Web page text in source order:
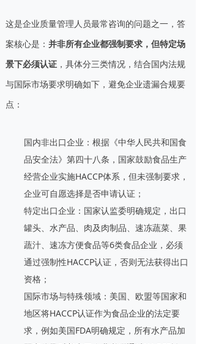
这是企业质量管理人员最常咨询的问题之一，答
案核心是： 并非所有企业都强制要求，但特定场
景下必须认证 ，具体分三类情况，结合国内法规
与国际市场要求明确如下，避免企业遗漏合规要
点：
国内非出口企业：根据《中华人民共和国食
品安全法》第四十八条，国家鼓励食品生产
经营企业实施HACCP体系，但未强制要求，
企业可自愿选择是否申请认证；
特定出口企业：国家认监委明确规定，出口
罐头、水产品、肉及肉制品、速冻蔬菜、果
蔬汁、速冻方便食品等6类食品企业，必须
通过强制性HACCP认证，否则无法获得出口
资格；
国际市场与特殊领域：美国、欧盟等国家和
地区将HACCP认证作为食品企业的法定要
求，例如美国FDA明确规定，所有水产品加